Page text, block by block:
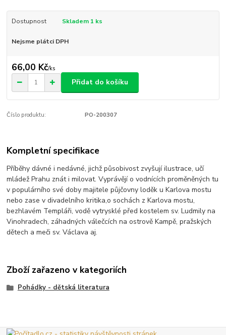
Dostupnost Skladem 1 ks
Nejsme plátci DPH
66,00 Kč/ks
Přidat do košíku
Číslo produktu: PO-200307
Kompletní specifikace
Příběhy dávné i nedávné, jichž působivost zvyšují ilustrace, učí
mládež Prahu znát i milovat. Vyprávějí o vodnících proměněných tu
v populárního své doby majitele půjčovny loděk u Karlova mostu
nebo zase v divadelního kritika,o sochách z Karlova mostu,
bezhlavém Templáři, vodě vytrysklé před kostelem sv. Ludmily na
Vinohradech, záhadných válečcích na ostrově Kampě, pražských
dětech a meči sv. Václava aj.
Zboží zařazeno v kategoriích
Pohádky - dětská literatura